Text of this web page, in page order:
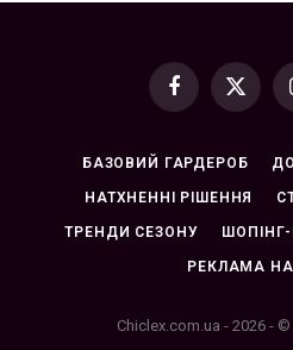
Facebook
X
БАЗОВИЙ ГАРДЕРОБ
НАТХНЕННІ РІШЕННЯ
ТРЕНДИ СЕЗОНУ ШОПІНГ-
РЕКЛАМА НА
Chiclex.com.ua - 2026 -